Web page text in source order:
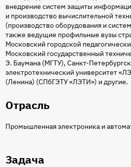
внедрение систем защиты
и производство вычислительной
(производство оборудования и
также ведущие профильные вузы
Московский городской
Московский государственный
Э. Баумана (МГТУ), Санкт-
электротехнический университет
(Ленина) (СПбГЭТУ «ЛЭТИ») и другие.
Отрасль
Промышленная электроника и
Задача